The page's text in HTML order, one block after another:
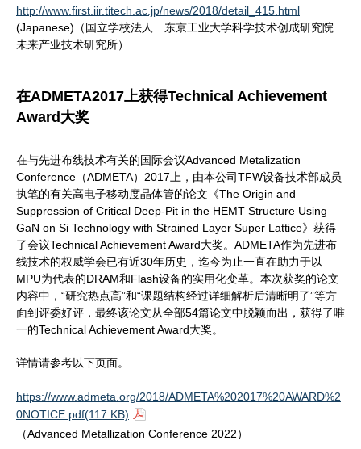
http://www.first.iir.titech.ac.jp/news/2018/detail_415.html
(Japanese)（国立学校法人 东京工业大学科学技术创成研究院
未来产业技术研究所）
在ADMETA2017上获得Technical Achievement
Award大奖
在与先进布线技术有关的国际会议Advanced Metalization
Conference（ADMETA）2017上，由本公司TFW设备技术部成员
执笔的有关高电子移动度晶体管的论文《The Origin and
Suppression of Critical Deep-Pit in the HEMT Structure Using
GaN on Si Technology with Strained Layer Super Lattice》获得
了会议Technical Achievement Award大奖。ADMETA作为先进布
线技术的权威学会已有近30年历史，迄今为止一直在助力于以
MPU为代表的DRAM和Flash设备的实用化变革。本次获奖的论文
内容中，“研究热点高”和“课题结构经过详细解析后清晰明了”等方
面到评委好评，最终该论文从全部54篇论文中脱颖而出，获得了唯
一的Technical Achievement Award大奖。
详情请参考以下页面。
https://www.admeta.org/2018/ADMETA%202017%20AWARD%2
0NOTICE.pdf(117 KB)
（Advanced Metallization Conference 2022）